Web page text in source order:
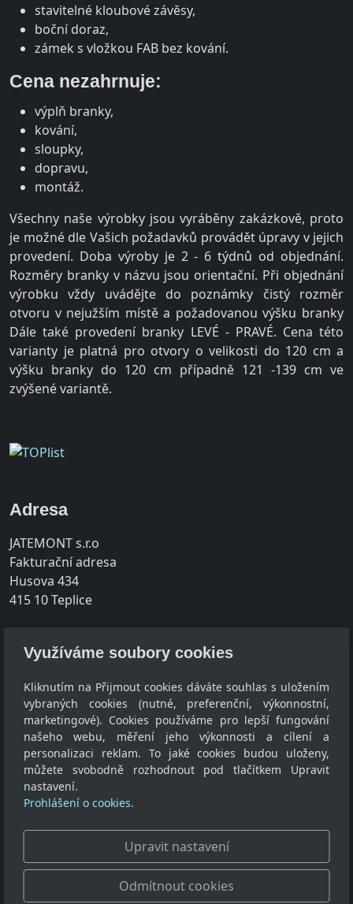
stavitelné kloubové závěsy,
boční doraz,
zámek s vložkou FAB bez kování.
Cena nezahrnuje:
výplň branky,
kování,
sloupky,
dopravu,
montáž.
Všechny naše výrobky jsou vyráběny zakázkově, proto
je možné dle Vašich požadavků provádět úpravy v jejich
provedení. Doba výroby je 2 - 6 týdnů od objednání.
Rozměry branky v názvu jsou orientační. Při objednání
výrobku vždy uvádějte do poznámky čistý rozměr
otvoru v nejužším místě a požadovanou výšku branky
Dále také provedení branky LEVÉ - PRAVÉ. Cena této
varianty je platná pro otvory o velikosti do 120 cm a
výšku branky do 120 cm případně 121 -139 cm ve
zvýšené variantě.
Adresa
JATEMONT s.r.o
Fakturační adresa
Husova 434
415 10 Teplice
Srbice 189
IČ: 28748719
DIČ: CZ28748719
Kontakt
info@jatemont.cz
© 2026JATEMONT s.r.o
Využíváme soubory cookies
Kliknutím na Přijmout cookies dáváte souhlas s uložením
vybraných cookies (nutné, preferenční, výkonnostní,
marketingové). Cookies používáme pro lepší fungování
našeho webu, měření jeho výkonnosti a cílení a
personalizaci reklam. To jaké cookies budou uloženy,
můžete svobodně rozhodnout pod tlačítkem Upravit
nastavení.
Prohlášení o cookies.
Upravit nastavení
Odmítnout cookies